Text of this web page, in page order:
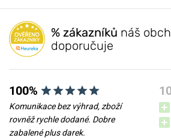
Máte otázku? Zanechte
Přidat dotaz
% zákazníků náš
doporučuje
100%
Komunikace bez výhrad, zboží
rovněž rychle dodané. Dobre
zabalené plus darek.